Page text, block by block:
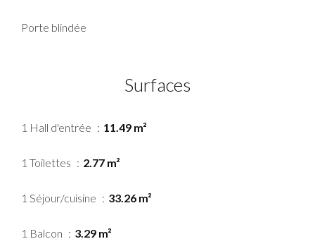
Porte blindée
Surfaces
1 Hall d'entrée 11.49 m²
1 Toilettes 2.77 m²
1 Séjour/cuisine 33.26 m²
1 Balcon 3.29 m²